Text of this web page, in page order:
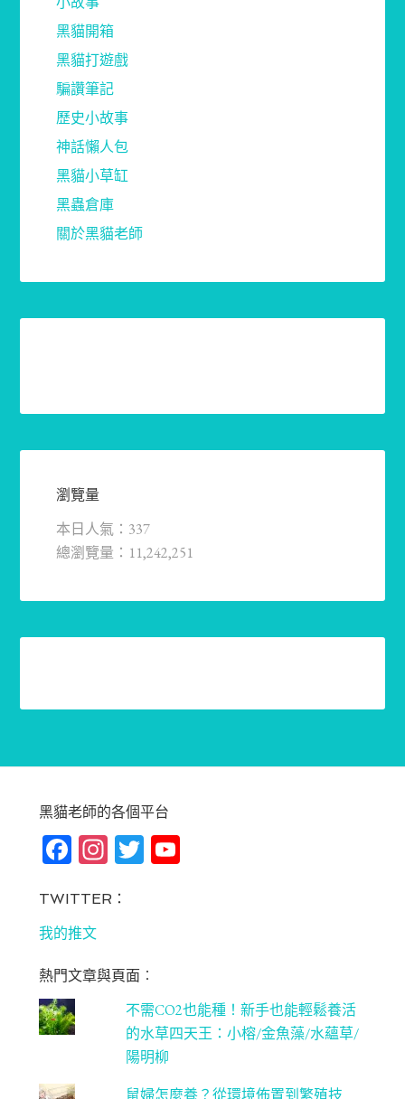
黑貓開箱
黑貓打遊戲
騙讚筆記
歷史小故事
神話懶人包
黑貓小草缸
黑蟲倉庫
關於黑貓老師
瀏覽量
本日人氣：337
總瀏覽量：11,242,251
黑貓老師的各個平台
Fa
bo
ok
In
ag
m
T Yo
C
ha
n
ne
TWITTER：
我的推文
熱門文章與頁面︰
不需CO2也能種！新手也能輕鬆養活
的水草四天王：小榕/金魚藻/水蘊草/
陽明柳
鼠婦怎麼養？從環境佈置到繁殖技